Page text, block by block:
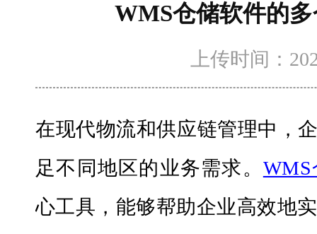
WMS仓储软件的
上传时间：
在现代物流和供应链管理中，
足不同地区的业务需求。
心工具，能够帮助企业高效地